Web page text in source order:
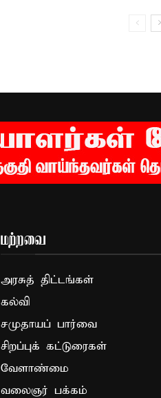
மற்றவை
அரசுத் திட்டங்கள்
கல்வி
சமுதாயப் பார்வை
சிறப்புக் கட்டுரைகள்
வேளாண்மை
வலைஞர் பக்கம்